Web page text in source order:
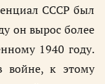
СССР был
он вырос более
1940 году.
войне, к этому